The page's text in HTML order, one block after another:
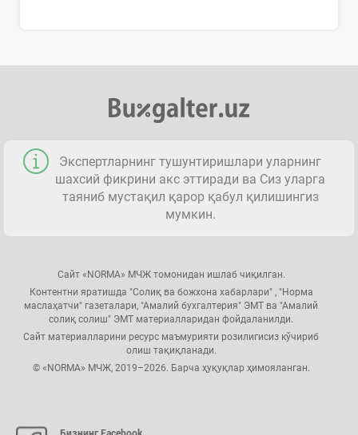
Экспертларнинг тушунтиришлари уларнинг
шахсий фикрини акс эттиради ва Сиз уларга
таяниб мустақил қарор қабул қилишингиз
мумкин.
Сайт «NORMA» МЧЖ томонидан ишлаб чиқилган.
Контентни яратишда "Солиқ ва божхона хабарлари" , "Норма
маслаҳатчи" газеталари, "Амалий бухгалтерия" ЭМТ ва "Амалий
солиқ солиш" ЭМТ материалларидан фойдаланилди.
Сайт материалларини ресурс маъмурияти розилигисиз кўчириб
олиш тақиқланади.
© «NORMA» МЧЖ, 2019–2026. Барча ҳуқуқлар ҳимояланган.